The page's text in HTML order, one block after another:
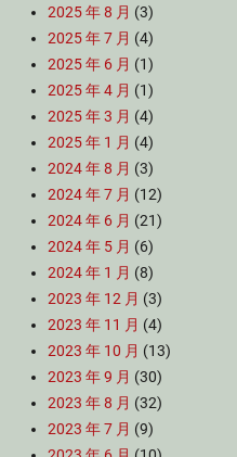
2025 年 8 月 (3)
2025 年 7 月 (4)
2025 年 6 月 (1)
2025 年 4 月 (1)
2025 年 3 月 (4)
2025 年 1 月 (4)
2024 年 8 月 (3)
2024 年 7 月 (12)
2024 年 6 月 (21)
2024 年 5 月 (6)
2024 年 1 月 (8)
2023 年 12 月 (3)
2023 年 11 月 (4)
2023 年 10 月 (13)
2023 年 9 月 (30)
2023 年 8 月 (32)
2023 年 7 月 (9)